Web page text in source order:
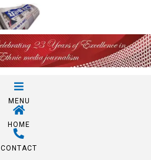
MENU
HOME
CONTACT